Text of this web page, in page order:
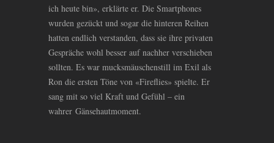
ich heute bin», erklärte er. Die Smartphones
wurden gezückt und sogar die hinteren Reihen
hatten endlich verstanden, dass sie ihre privaten
Gespräche wohl besser auf nachher verschieben
sollten. Es war mucksmäuschenstill im Exil als
Ron die ersten Töne von «Fireflies» spielte. Er
sang mit so viel Kraft und Gefühl – ein
wahrer Gänsehautmoment.